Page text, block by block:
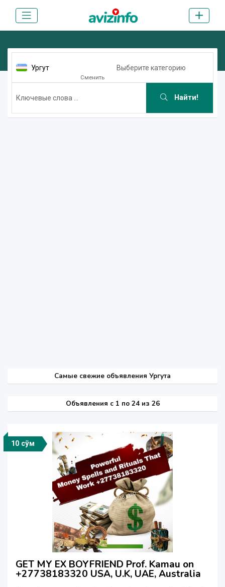
Ургут
Сменить
Выберите категорию
Найти!
Самые свежие объявления Ургута
Объявления c 1 по 24 из 26
10 сўм
GET MY EX BOYFRIEND Prof. Kamau on
+27738183320 USA, U.K, UAE, Australia